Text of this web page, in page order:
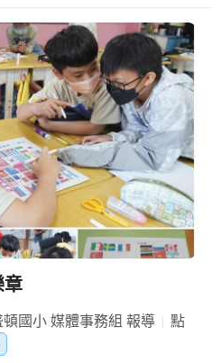
章
國小 媒體事務組 報導
點